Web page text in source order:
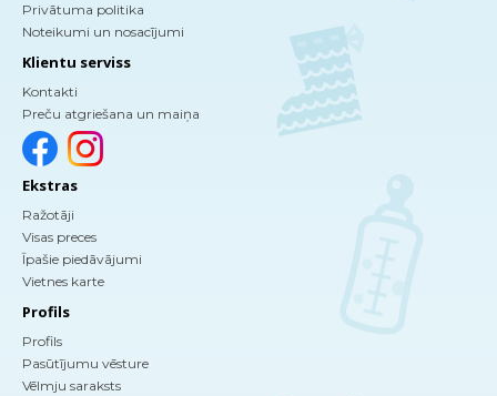
Privātuma politika
Noteikumi un nosacījumi
Klientu serviss
Kontakti
Preču atgriešana un maiņa
Ekstras
Ražotāji
Visas preces
Īpašie piedāvājumi
Vietnes karte
Profils
Profils
Pasūtījumu vēsture
Vēlmju saraksts